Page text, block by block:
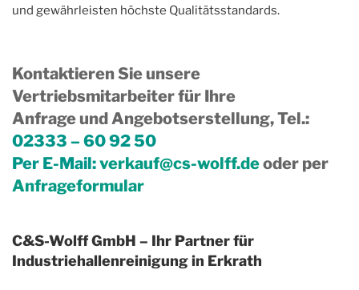
und gewährleisten höchste Qualitätsstandards.
Kontaktieren Sie unsere
Vertriebsmitarbeiter für Ihre
Anfrage und Angebotserstellung, Tel.:
02333 – 60 92 50
Per E-Mail:verkauf@cs-wolff.deoder per
Anfrageformular
C&S-Wolff GmbH – Ihr Partner für
Industriehallenreinigung in Erkrath